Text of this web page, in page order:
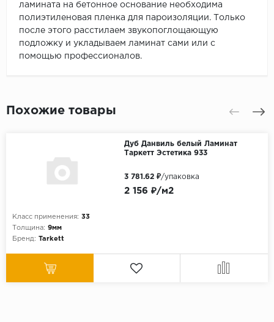
ламината на бетонное основание необходима
полиэтиленовая пленка для пароизоляции. Только
после этого расстилаем звукопоглощающую
подложку и укладываем ламинат сами или с
помощью профессионалов.
Похожие товары
Дуб Данвиль белый Ламинат
Таркетт Эстетика 933
Класс применения: 33
Толщина: 9мм
Бренд: Tarkett
2 156 ₽/м2
3 781.62 ₽/упаковка